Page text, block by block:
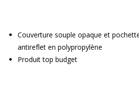
Couverture souple opaque et
antireflet en polypropylène
Produit top budget